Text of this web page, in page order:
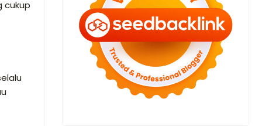
cukup